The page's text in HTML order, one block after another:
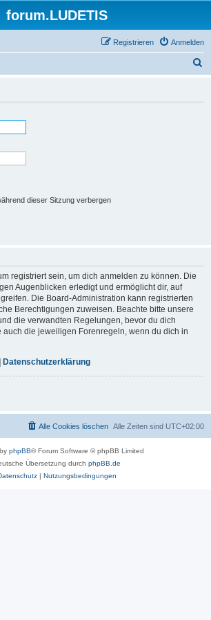
forum.LUDETIS
Anmelden
Registrieren
dieser Sitzung verbergen
registriert sein, um dich anmelden zu können. Die
Augenblicken erledigt und ermöglicht dir, auf
Die Board-Administration kann registrierten
Berechtigungen zuweisen. Beachte bitte unsere
die verwandten Regelungen, bevor du dich
auch die jeweiligen Forenregeln, wenn du dich in
| Datenschutzerklärung
Alle Zeiten sind UTC+02:00
Alle Cookies löschen
phpBB® Forum Software © phpBB Limited
Übersetzung durch phpBB.de
| Nutzungsbedingungen